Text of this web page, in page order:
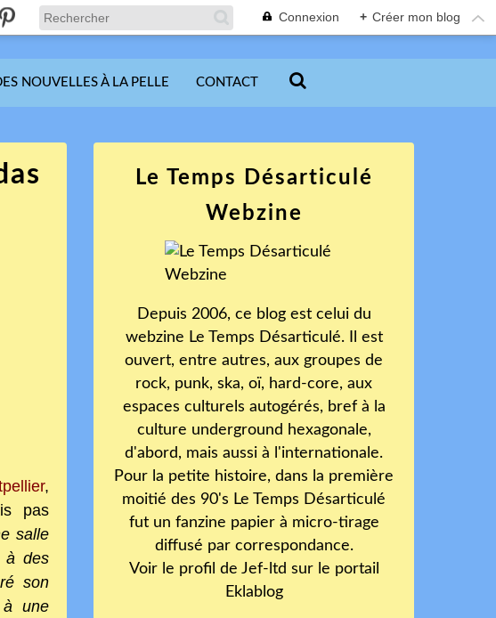
Connexion + Créer mon blog
NOUVELLES À LA PELLE CONTACT
,
pas
salle
à des
son
une
Le Temps Désarticulé
Webzine
Depuis 2006, ce blog est celui du
webzine Le Temps Désarticulé. Il est
ouvert, entre autres, aux groupes de
rock, punk, ska, oï, hard-core, aux
espaces culturels autogérés, bref à la
culture underground hexagonale,
d'abord, mais aussi à l'internationale.
Pour la petite histoire, dans la première
moitié des 90's Le Temps Désarticulé
fut un fanzine papier à micro-tirage
diffusé par correspondance.
Voir le profil de Jef-ltd sur le portail
Eklablog